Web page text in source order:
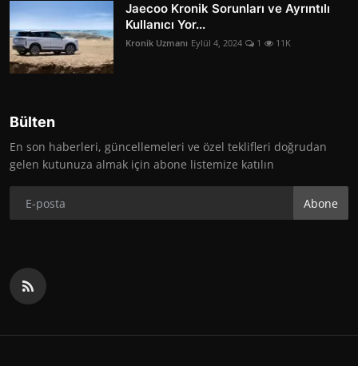
Jaecoo Kronik Sorunları ve Ayrıntılı
Kullanıcı Yor...
Kronik Uzmanı Eylül 4, 2024 1 11K
Bülten
En son haberleri, güncellemeleri ve özel teklifleri doğrudan
gelen kutunuza almak için abone listemize katılın
Abone